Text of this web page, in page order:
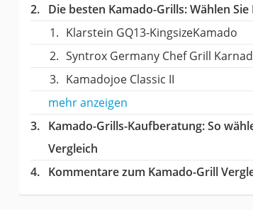
Die besten Kamado-Grills:Wählen Sie
Klarstein ‎GQ13-KingsizeKamado
Syntrox Germany ‎Chef Grill
Kamadojoe Classic II
mehr anzeigen
Kamado-Grills-Kaufberatung: So
Vergleich
Kommentare zum Kamado-Grill